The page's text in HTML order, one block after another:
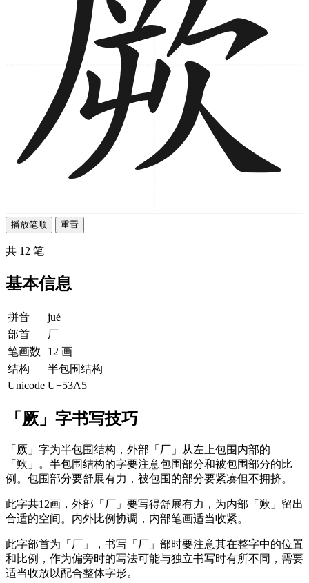
播放笔顺 重置
共 12 笔
基本信息
拼音
jué
部首
厂
笔画数
12 画
结构
半包围结构
Unicode U+53A5
「厥」字书写技巧
「厥」字为半包围结构，外部「厂」从左上包围内部的
「欮」。半包围结构的字要注意包围部分和被包围部分的比
例。包围部分要舒展有力，被包围的部分要紧凑但不拥挤。
此字共12画，外部「厂」要写得舒展有力，为内部「欮」留出
合适的空间。内外比例协调，内部笔画适当收紧。
此字部首为「厂」，书写「厂」部时要注意其在整字中的位置
和比例，作为偏旁时的写法可能与独立书写时有所不同，需要
适当收放以配合整体字形。